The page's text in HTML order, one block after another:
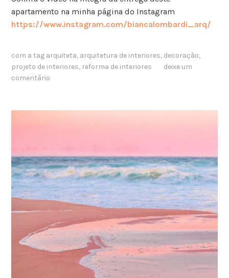
apartamento na minha página do Instagram
https://www.instagram.com/biancalombardi_arq/
com a tag arquiteta, arquitetura de interiores, decoração,
projeto de interiores, reforma de interiores
deixe um
comentário